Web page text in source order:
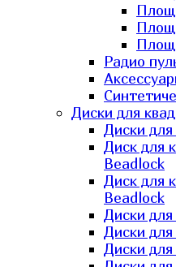
Радио
Диски для
Диски
Диск для
Beadlock
Диск для
Beadlock
Диски
Диски
Диски